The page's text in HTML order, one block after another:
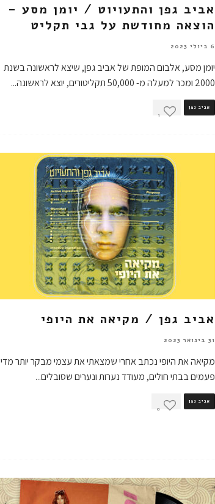
אביב גפן והתעויוט / יומן מסע –
הוצאה מחודשת על גבי תקליט
6 ביולי 2023
יומן מסע, אלבום המופת של אביב גפן, שיצא לראשונה בשנת
2000 ומכר למעלה מ- 50,000 תקליטורים, יוצא לראשונה
...
אביב גפן
1
אביב גפן / מקיאה את היופי
31 בינואר 2023
מקיאה את היופי נכתב אחרי שמצאתי את עצמי מבקר יותר מדי
פעמים בבתי חולים, מעודד נערות ונערים שסובלים...
אביב גפן
0